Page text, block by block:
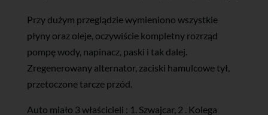
Przy dużym przeglądzie wymieniono wszystkie
płyny oraz oleje, oczywiście kompletny rozrząd
pompę wody, napinacz, paski i tak dalej.
Zregenerowany alternator, zaciski hamulcowe tył,
przetoczone tarcze przód.
Auto miało 3 właścicieli : 1. Szwajcar, 2 . Kolega